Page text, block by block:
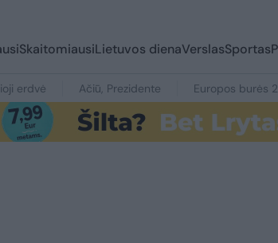
SkaitomiausiLietuvos dienaVerslasSportas
erdvė Ačiū, Prezidente Europos burės